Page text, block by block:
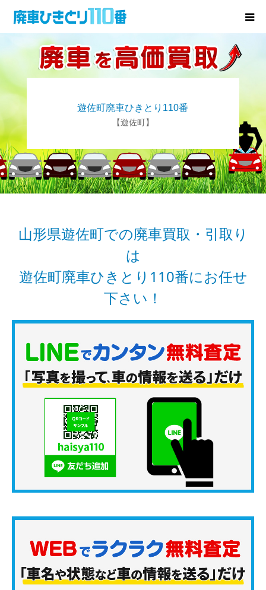
遊佐町廃車ひきとり110番
【遊佐町】
山形県遊佐町での廃車買取・引取り
は
遊佐町廃車ひきとり110番にお任せ
下さい！
廃車･事故車の買取
お役立ち情報
お知らせ